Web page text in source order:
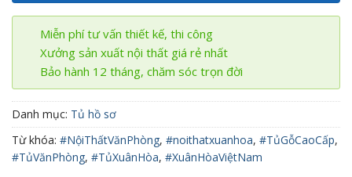
Miễn phí tư vấn thiết kế, thi công
Xưởng sản xuất nội thất giá rẻ nhất
Bảo hành 12 tháng, chăm sóc trọn đời
Danh mục: Tủ hồ sơ
Từ khóa: #NộiThấtVănPhòng, #noithatxuanhoa, #TủGỗCaoCấp,
#TủVănPhòng, #TủXuânHòa, #XuânHòaViệtNam